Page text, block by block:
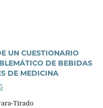
UN CUESTIONARIO
DE BEBIDAS
DE MEDICINA
Tirado